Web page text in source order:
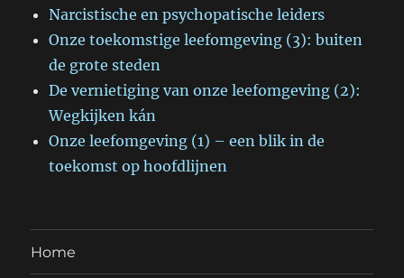
Narcistische en psychopatische leiders
Onze toekomstige leefomgeving (3): buiten
de grote steden
De vernietiging van onze leefomgeving (2):
Wegkijken kán
Onze leefomgeving (1) – een blik in de
toekomst op hoofdlijnen
Home